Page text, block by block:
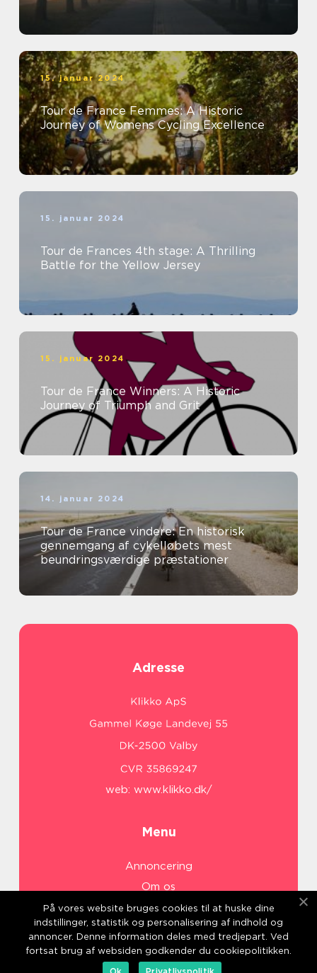
15. januar 2024
Tour de France Femmes: A Historic
Journey of Womens Cycling Excellence
15. januar 2024
Tour de Frances 4th stage: A Thrilling
Battle for the Yellow Jersey
15. januar 2024
Tour de France Winners: A Historic
Journey of Triumph and Grit
14. januar 2024
Tour de France vindere: En historisk
gennemgang af cykelløbets mest
beundringsværdige præstationer
Adresse
web: www.klikko.dk/
Menu
Annoncering
Om os
Cookies
Kontakt os
Sitemap
På vores website bruges cookies til at huske dine
indstillinger, statistik og personalisering af indhold og
annoncer. Denne information deles med tredjepart. Ved
fortsat brug af websiden godkender du cookiepolitikken.